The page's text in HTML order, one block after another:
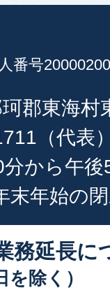
番号
郡東海村
（代表
から午
末年始の
務延長に
除く）